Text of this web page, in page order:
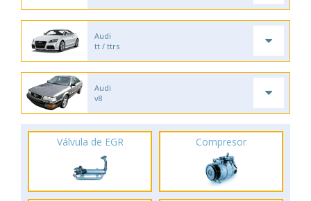
Audi
tt / ttrs
Audi
v8
Válvula de EGR Compresor